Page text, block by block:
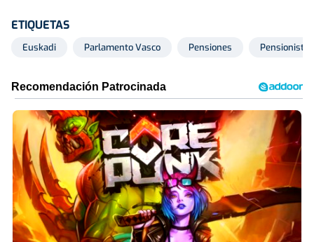
ETIQUETAS
Euskadi Parlamento Vasco Pensiones